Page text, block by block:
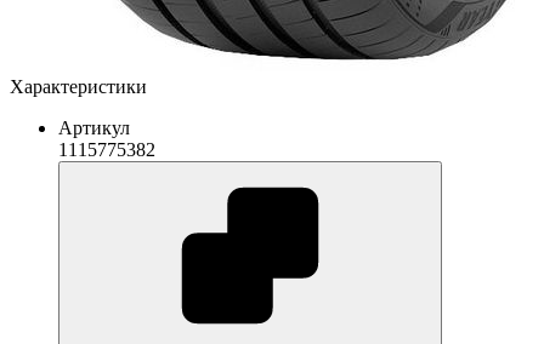
Характеристики
Артикул
1115775382